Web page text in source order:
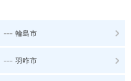
--- 輪島市
--- 羽咋市